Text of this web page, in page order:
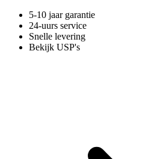
5-10 jaar garantie
24-uurs service
Snelle levering
Bekijk USP's